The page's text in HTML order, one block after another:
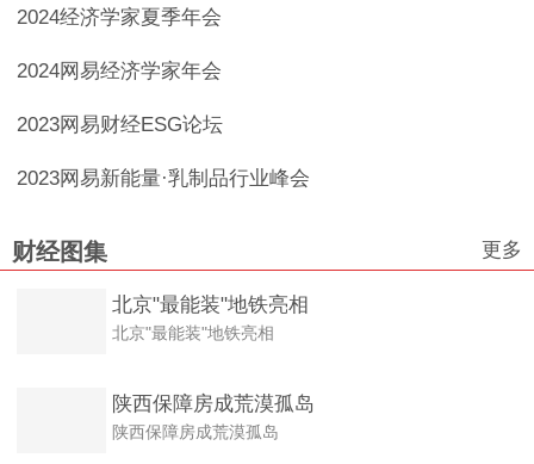
2024经济学家夏季年会
2024网易经济学家年会
2023网易财经ESG论坛
2023网易新能量·乳制品行业峰会
财经图集 更多
北京"最能装"地铁亮相
北京"最能装"地铁亮相
陕西保障房成荒漠孤岛
陕西保障房成荒漠孤岛